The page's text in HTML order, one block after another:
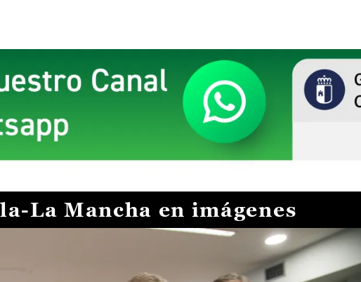
La Mancha en imágenes